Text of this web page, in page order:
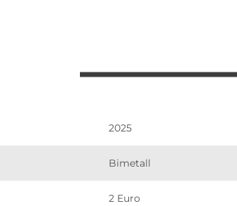
2025
Bimetall
2 Euro